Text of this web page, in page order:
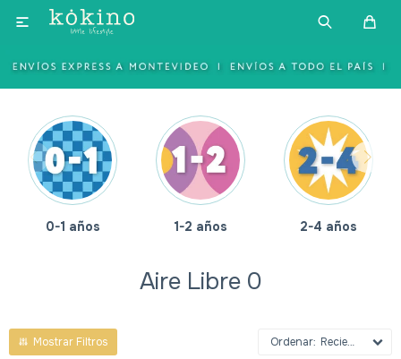

1-2 años 2-4 años 4-6 años
Aire Libre 0
Recientes